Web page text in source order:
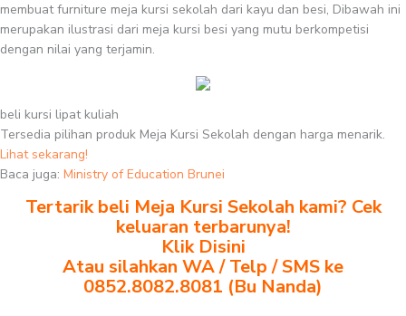
membuat furniture meja kursi sekolah dari kayu dan besi, Dibawah ini
merupakan ilustrasi dari meja kursi besi yang mutu berkompetisi
dengan nilai yang terjamin.
beli kursi lipat kuliah
Tersedia pilihan produk Meja Kursi Sekolah dengan harga menarik.
Lihat sekarang!
Baca juga: Ministry of Education Brunei
Tertarik beli Meja Kursi Sekolah kami? Cek
keluaran terbarunya!
Klik Disini
Atau silahkan WA / Telp / SMS ke
0852.8082.8081 (Bu Nanda)